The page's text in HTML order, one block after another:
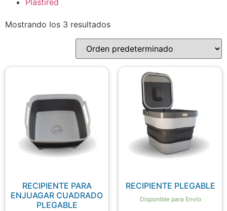
Plastired
Mostrando los 3 resultados
RECIPIENTE PARA
ENJUAGAR CUADRADO
PLEGABLE
RECIPIENTE PLEGABLE
Disponible para Envío